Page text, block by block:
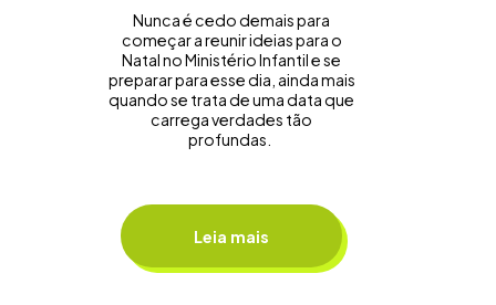
Nunca é cedo demais para
começar a reunir ideias para o
Natal no Ministério Infantil e se
preparar para esse dia, ainda mais
quando se trata de uma data que
carrega verdades tão
profundas.
Leia mais